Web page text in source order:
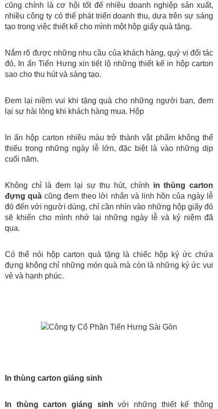
cũng chính là cơ hội tốt để nhiều doanh nghiệp sản xuất,
nhiều công ty có thể phát triển doanh thu, dựa trên sự sáng
tạo trong việc thiết kế cho mình một hộp giấy quà tặng.
Nắm rõ được những nhu cầu của khách hàng, quý vị đối tác
đó, In ấn Tiến Hưng xin tiết lộ những thiết kế in hộp carton
sao cho thu hút và sáng tạo.
Đem lại niềm vui khi tặng quà cho những người bạn, đem
lại sự hài lòng khi khách hàng mua. Hộp
In ấn hộp carton nhiều màu trở thành vật phẩm không thể
thiếu trong những ngày lễ lớn, đặc biệt là vào những dịp
cuối năm.
Không chỉ là đem lại sự thu hút, chính in thùng carton
đựng quà cũng đem theo lời nhắn và linh hồn của ngày lễ
đó đến với người dùng, chỉ cần nhìn vào những hộp giấy đó
sẽ khiến cho mình nhớ lại những ngày lễ và kỷ niệm đã
qua.
Có thể nói hộp carton quà tặng là chiếc hộp ký ức chứa
đựng không chỉ những món quà mà còn là những ký ức vui
vẻ và hạnh phúc.
In thùng carton giáng sinh
In thùng carton giáng sinh với những thiết kế thông